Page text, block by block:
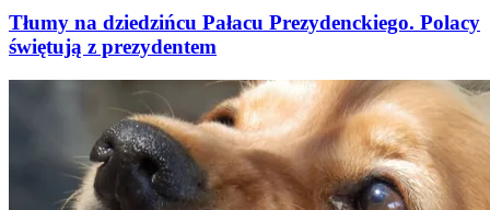
Tłumy na dziedzińcu Pałacu Prezydenckiego. Polacy
świętują z prezydentem